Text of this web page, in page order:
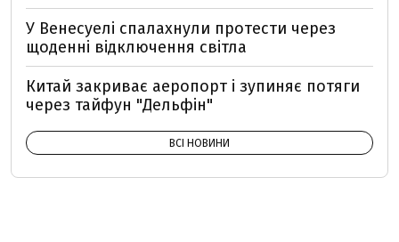
У Венесуелі спалахнули протести через
щоденні відключення світла
Китай закриває аеропорт і зупиняє потяги
через тайфун "Дельфін"
ВСІ НОВИНИ